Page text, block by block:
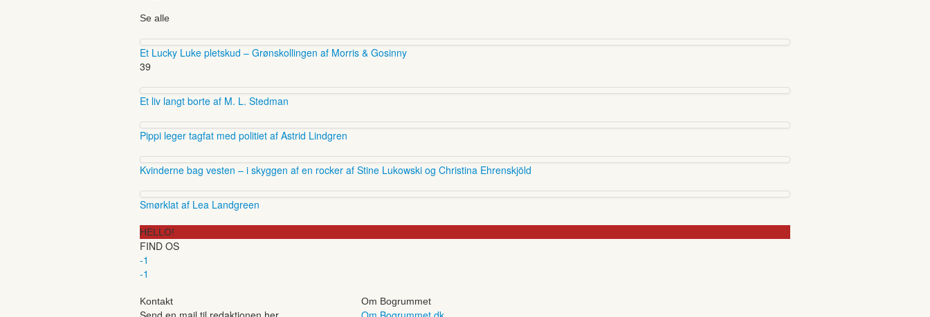
Se alle
Et Lucky Luke pletskud – Grønskollingen af Morris & Gosinny
39
Et liv langt borte af M. L. Stedman
Pippi leger tagfat med politiet af Astrid Lindgren
Kvinderne bag vesten – i skyggen af en rocker af Stine Lukowski og Christina Ehrenskjöld
Smørklat af Lea Landgreen
HELLO!
FIND OS
-1
-1
Kontakt Om Bogrummet